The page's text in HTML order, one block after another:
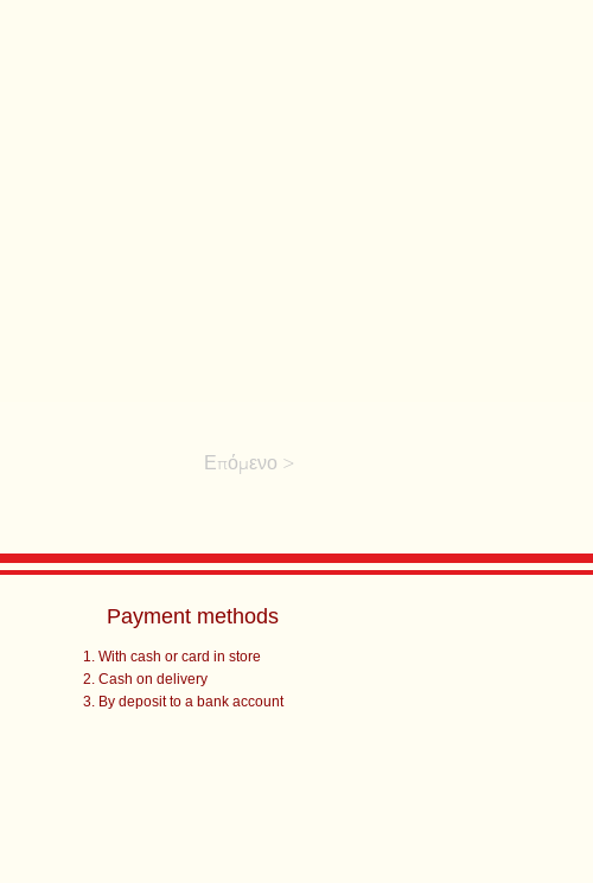
Επόμενο >
Payment methods
With cash or card in store
Cash on delivery
By deposit to a bank account